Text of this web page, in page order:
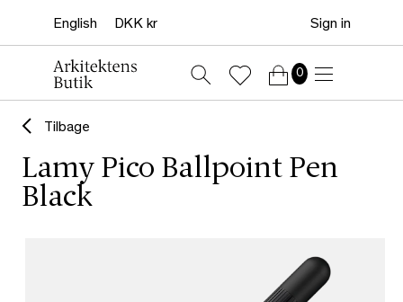
Sign in
0
Tilbage
Lamy Pico Ballpoint Pen
Black